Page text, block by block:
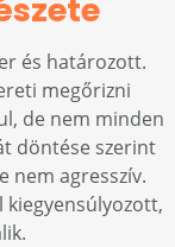
és határozott.
megőrizni
de nem minden
döntése szerint
nem agresszív.
kiegyensúlyozott,